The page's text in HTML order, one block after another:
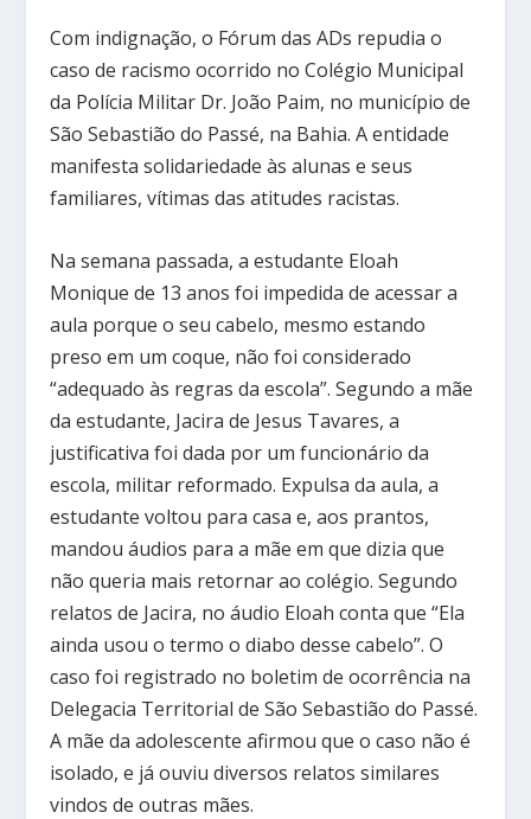
Com indignação, o Fórum das ADs repudia o
caso de racismo ocorrido no Colégio Municipal
da Polícia Militar Dr. João Paim, no município de
São Sebastião do Passé, na Bahia. A entidade
manifesta solidariedade às alunas e seus
familiares, vítimas das atitudes racistas.
Na semana passada, a estudante Eloah
Monique de 13 anos foi impedida de acessar a
aula porque o seu cabelo, mesmo estando
preso em um coque, não foi considerado
“adequado às regras da escola”. Segundo a mãe
da estudante, Jacira de Jesus Tavares, a
justificativa foi dada por um funcionário da
escola, militar reformado. Expulsa da aula, a
estudante voltou para casa e, aos prantos,
mandou áudios para a mãe em que dizia que
não queria mais retornar ao colégio. Segundo
relatos de Jacira, no áudio Eloah conta que “Ela
ainda usou o termo o diabo desse cabelo”. O
caso foi registrado no boletim de ocorrência na
Delegacia Territorial de São Sebastião do Passé.
A mãe da adolescente afirmou que o caso não é
isolado, e já ouviu diversos relatos similares
vindos de outras mães.